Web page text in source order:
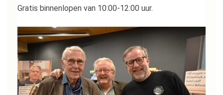
Gratis binnenlopen van 10:00-12:00 uur.